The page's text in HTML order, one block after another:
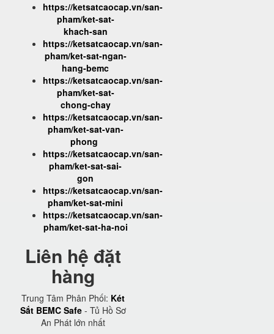
https://ketsatcaocap.vn/san-
pham/ket-sat-
khach-san
https://ketsatcaocap.vn/san-
pham/ket-sat-ngan-
hang-bemc
https://ketsatcaocap.vn/san-
pham/ket-sat-
chong-chay
https://ketsatcaocap.vn/san-
pham/ket-sat-van-
phong
https://ketsatcaocap.vn/san-
pham/ket-sat-sai-
gon
https://ketsatcaocap.vn/san-
pham/ket-sat-mini
https://ketsatcaocap.vn/san-
pham/ket-sat-ha-noi
Liên hệ đặt
hàng
Trung Tâm Phân Phối: Két
Sắt BEMC Safe - Tủ Hồ Sơ
An Phát lớn nhất